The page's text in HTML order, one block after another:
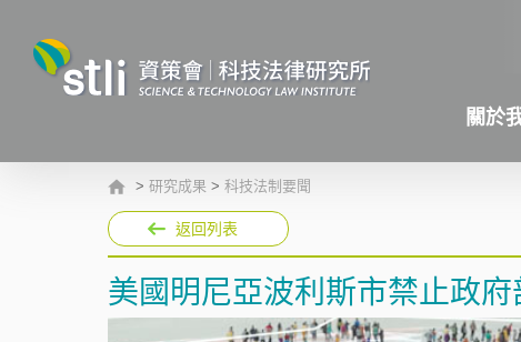
關於
> 研究成果 > 科技法制要聞
返回列表
美國明尼亞波利斯市禁止政